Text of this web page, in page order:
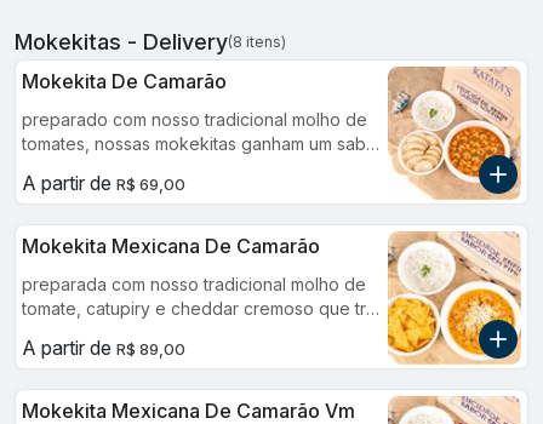
torradas para acompanhar.
Mokekitas - Delivery(8 itens)
Mokekita De Camarão
preparado com nosso tradicional molho de
tomates, nossas mokekitas ganham um sabor
A partir de R$ 69,00
Mokekita Mexicana De Camarão
preparada com nosso tradicional molho de
tomate, catupiry e cheddar cremoso que traz
coloridos completam a receita com frescor e
levemente apimentado da nossa pimenta da
A partir de R$ 89,00
Mokekita Mexicana De Camarão Vm